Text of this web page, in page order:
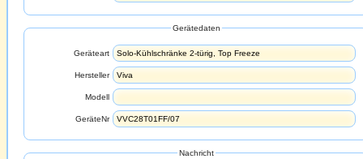
Gerätedaten
Geräteart
Hersteller
Modell
GeräteNr
Nachricht